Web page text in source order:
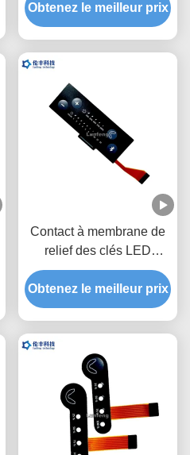
3M468 de PC de clavier
numérique de membrane
Obtenez le meilleur prix
Contact à membrane de
relief des clés LED
d'ANIMAL FAMILIER,
clavier numérique fait sur
commande de membrane
Obtenez le meilleur prix